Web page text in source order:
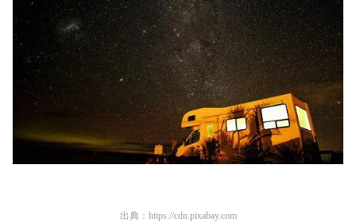
出典： https://cdn.pixabay.com